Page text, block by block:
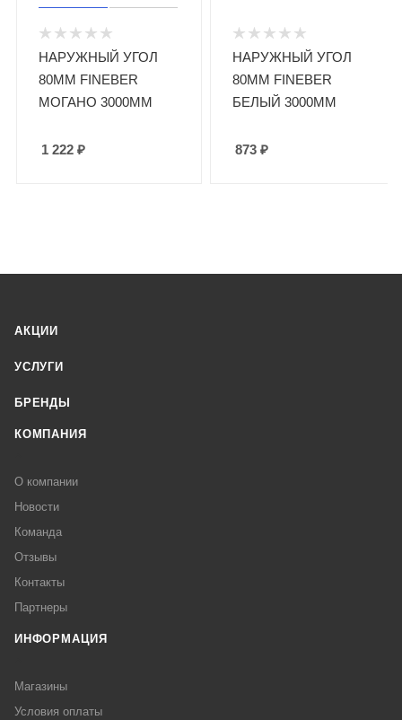
НАРУЖНЫЙ УГОЛ
80ММ FINEBER
МОГАНО 3000ММ
1 222 ₽
НАРУЖНЫЙ УГОЛ
80ММ FINEBER
БЕЛЫЙ 3000ММ
873 ₽
АКЦИИ
УСЛУГИ
БРЕНДЫ
КОМПАНИЯ
О компании
Новости
Команда
Отзывы
Контакты
Партнеры
ИНФОРМАЦИЯ
Магазины
Условия оплаты